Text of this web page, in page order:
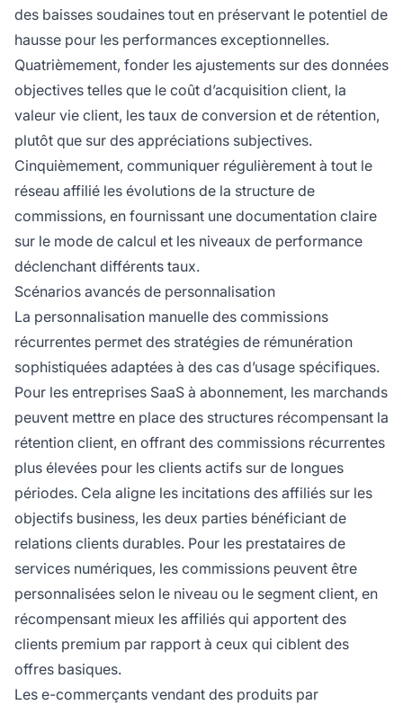
des baisses soudaines tout en préservant le potentiel de
hausse pour les performances exceptionnelles.
Quatrièmement, fonder les ajustements sur des données
objectives telles que le coût d’acquisition client, la
valeur vie client, les taux de conversion et de rétention,
plutôt que sur des appréciations subjectives.
Cinquièmement, communiquer régulièrement à tout le
réseau affilié les évolutions de la structure de
commissions, en fournissant une documentation claire
sur le mode de calcul et les niveaux de performance
déclenchant différents taux.
Scénarios avancés de personnalisation
La personnalisation manuelle des commissions
récurrentes permet des stratégies de rémunération
sophistiquées adaptées à des cas d’usage spécifiques.
Pour les entreprises SaaS à abonnement, les marchands
peuvent mettre en place des structures récompensant la
rétention client, en offrant des commissions récurrentes
plus élevées pour les clients actifs sur de longues
périodes. Cela aligne les incitations des affiliés sur les
objectifs business, les deux parties bénéficiant de
relations clients durables. Pour les prestataires de
services numériques, les commissions peuvent être
personnalisées selon le niveau ou le segment client, en
récompensant mieux les affiliés qui apportent des
clients premium par rapport à ceux qui ciblent des
offres basiques.
Les e-commerçants vendant des produits par